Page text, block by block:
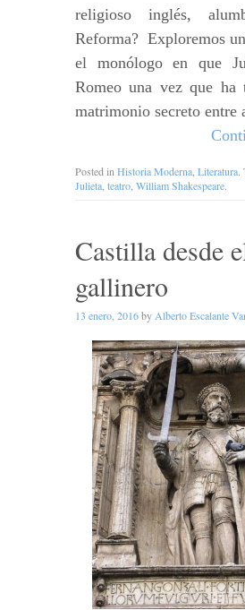
religioso inglés,
Reforma? Exploremos
el monólogo en que
Romeo una vez que ha
matrimonio secreto entre
Posted in Historia Moderna Literatura.
Julieta teatro William Shakespeare.
Castilla desde
gallinero
13 enero, 2016by Alberto Escalante